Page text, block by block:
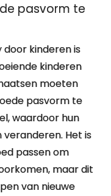
pasvorm te
door kinderen is
kinderen
moeten
pasvorm te
waardoor hun
Het is
passen om
maar dit
van nieuwe